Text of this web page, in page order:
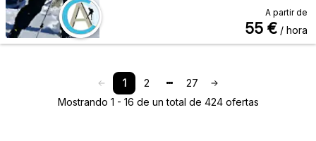
A partir de
55 € / hora
1 2
27
Mostrando 1 - 16 de un total de 424 ofertas